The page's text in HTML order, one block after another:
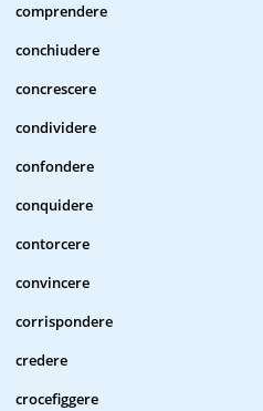
comprendere
conchiudere
concrescere
condividere
confondere
conquidere
contorcere
convincere
corrispondere
credere
crocefiggere